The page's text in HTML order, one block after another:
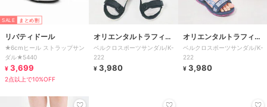
SALE まとめ割
リバティドール
★6cmヒール ストラップサン
ダル★5440
¥ 3,699
2点以上で10%OFF
オリエンタルトラフィッ
ク
ベルクロスポーツサンダル/K-
222
¥ 3,980
オリエンタルトラフィッ
ク
ベルクロスポーツサンダル/K-
222
¥ 3,980